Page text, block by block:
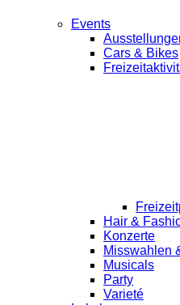
Events
Cars & Bikes
Hair &
Konzerte
Misswahlen
Musicals
Party
Varieté